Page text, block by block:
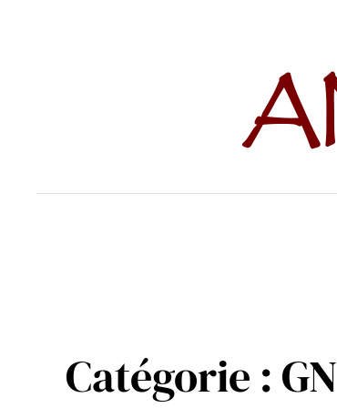
Catégorie :GN